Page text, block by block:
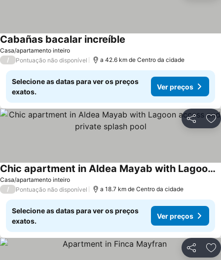
Casa/apartamento inteiro
Cabañas bacalar increíble
/ Pontuação não disponível a 42.6 km de Centro da cidade
Selecione as datas para ver os preços
exatos.
Ver preços
Partilhar
Casa/apartamento inteiro
Chic apartment in Aldea Mayab with Lagoon access and private splash pool
Ver preços
/ Pontuação não disponível a 18.7 km de Centro da cidade
Selecione as datas para ver os preços
exatos.
Ver preços
Partilhar